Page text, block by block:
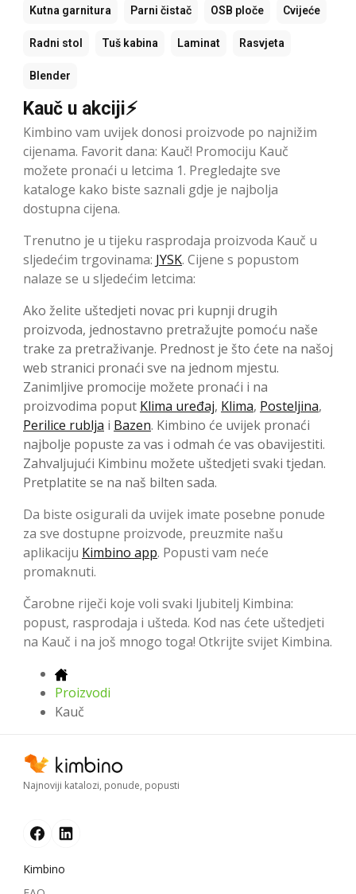
Kutna garnitura Parni čistač OSB ploče Cvijeće
Radni stol Tuš kabina Laminat Rasvjeta
Blender
Kauč u akciji⚡
Kimbino vam uvijek donosi proizvode po najnižim
cijenama. Favorit dana: Kauč! Promociju Kauč
možete pronaći u letcima 1. Pregledajte sve
kataloge kako biste saznali gdje je najbolja
dostupna cijena.
Trenutno je u tijeku rasprodaja proizvoda Kauč u
sljedećim trgovinama: JYSK. Cijene s popustom
nalaze se u sljedećim letcima:
Ako želite uštedjeti novac pri kupnji drugih
proizvoda, jednostavno pretražujte pomoću naše
trake za pretraživanje. Prednost je što ćete na našoj
web stranici pronaći sve na jednom mjestu.
Zanimljive promocije možete pronaći i na
proizvodima poput Klima uređaj, Klima, Posteljina,
Perilice rublja i Bazen. Kimbino će uvijek pronaći
najbolje popuste za vas i odmah će vas obavijestiti.
Zahvaljujući Kimbinu možete uštedjeti svaki tjedan.
Pretplatite se na naš bilten sada.
Da biste osigurali da uvijek imate posebne ponude
za sve dostupne proizvode, preuzmite našu
aplikaciju Kimbino app. Popusti vam neće
promaknuti.
Čarobne riječi koje voli svaki ljubitelj Kimbina:
popust, rasprodaja i ušteda. Kod nas ćete uštedjeti
na Kauč i na još mnogo toga! Otkrijte svijet Kimbina.
Proizvodi
Kauč
Najnoviji katalozi, ponude, popusti
Kimbino